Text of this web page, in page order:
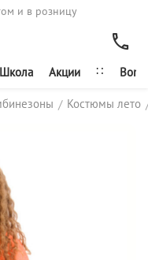
и в розницу
Школа Акции ∷
/ Костюмы лето